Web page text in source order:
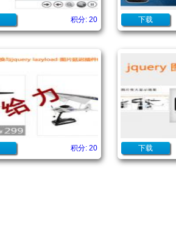
积分: 20 下载
积分: 20 下载